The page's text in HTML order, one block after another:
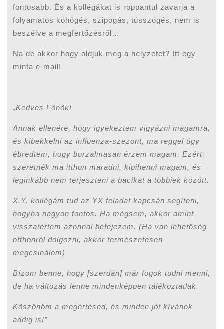
fontosabb. És a kollégákat is roppantul zavarja a
folyamatos köhögés, szipogás, tüsszögés, nem is
beszélve a megfertőzésről…
Na de akkor hogy oldjuk meg a helyzetet? Itt egy
minta e-mail!
„Kedves Főnök!
Annak ellenére, hogy igyekeztem vigyázni magamra,
és kibekkelni az influenza-szezont, ma reggel úgy
ébredtem, hogy borzalmasan érzem magam. Ezért
szeretnék ma itthon maradni, kipihenni magam, és
leginkább nem terjeszteni a bacikat a többiek között.
X.Y. kollégám tud az YX feladat kapcsán segíteni,
hogyha nagyon fontos. Ha mégsem, akkor amint
visszatértem azonnal befejezem. (Ha van lehetőség
otthonról dolgozni, akkor természetesen
megcsinálom)
Bízom benne, hogy [szerdán] már fogok tudni menni,
de ha változás lenne mindenképpen tájékoztatlak.
Köszönöm a megértésed, és minden jót kívánok
addig is!”